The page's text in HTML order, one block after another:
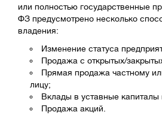
или полностью государственные
ФЗ предусмотрено несколько
владения:
Изменение статуса
Продажа с открытых/
Прямая продажа частному
лицу;
Вклады в уставные капиталы
Продажа акций.